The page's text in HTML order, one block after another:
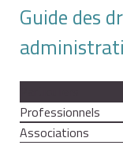
Guide des
Professionnels
Associations